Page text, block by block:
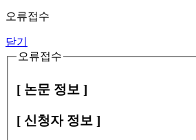
오류접수
닫기
오류접수
[ 논문 정보 ]
[ 신청자 정보 ]